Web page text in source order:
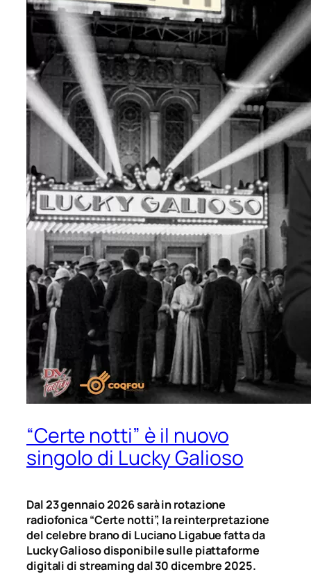
“Certe notti” è il nuovo
singolo di Lucky Galioso
Dal 23 gennaio 2026 sarà in rotazione
radiofonica “Certe notti”, la reinterpretazione
del celebre brano di Luciano Ligabue fatta da
Lucky Galioso disponibile sulle piattaforme
digitali di streaming dal 30 dicembre 2025.